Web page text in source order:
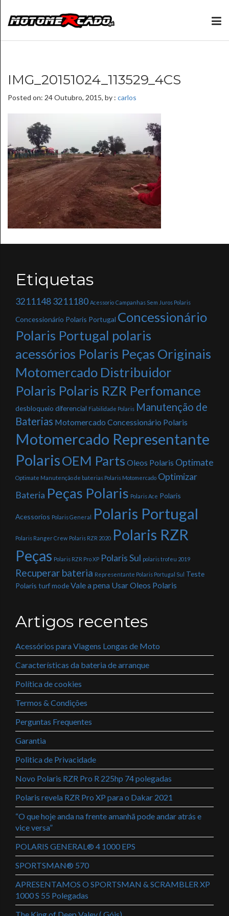
IMG_20151024_113529_4CS
Posted on: 24 Outubro, 2015, by : carlos
Etiquetas
32111483211180 Acessorio Campanhas Sem Juros Polaris
Concessionário Polaris Portugal Concessionário
Polaris Portugal polaris
acessórios Polaris Peças Originais
Motomercado Distribuidor
Polaris Polaris RZR Perfomance
desbloqueio diferencial Fiabilidade Polaris Manutenção de
Baterias Motomercado Concessionário Polaris
Motomercado Representante
PolarisOEM Parts Oleos Polaris Optimate
Optimate Manutenção de baterias Polaris Motomercado Optimizar
Bateria Peças Polaris Polaris Ace Polaris
Acessorios Polaris General Polaris Portugal
Polaris Ranger Crew Polaris RZR 2020 Polaris RZR
Peças Polaris RZR Pro XP Polaris Sul polaris trofeu 2019
Recuperar bateria Representante Polaris Portugal Sul Teste
Polaris turf modeVale a pena Usar Oleos Polaris
Artigos recentes
Acessórios para Viagens Longas de Moto
Características da bateria de arranque
Política de cookies
Termos & Condições
Perguntas Frequentes
Garantia
Politica de Privacidade
Novo Polaris RZR Pro R 225hp 74 polegadas
Polaris revela RZR Pro XP para o Dakar 2021
“O que hoje anda na frente amanhã pode andar atrás e
vice versa”
POLARIS GENERAL® 4 1000 EPS
SPORTSMAN® 570
APRESENTAMOS O SPORTSMAN & SCRAMBLER XP
1000 S 55 Polegadas